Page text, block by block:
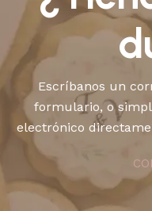
Escríbanos un
formulario, o
electrónico